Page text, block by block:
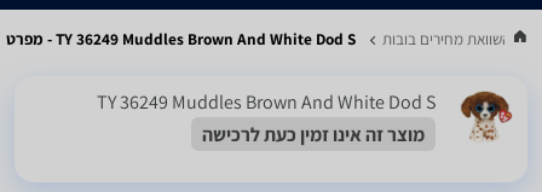
השוואת מחירים בובות TY 36249 Muddles Brown And White Dod S - מפרט
TY 36249 Muddles Brown And White Dod S
מוצר זה אינו זמין כעת לרכישה